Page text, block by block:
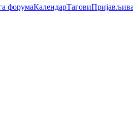
форумаКалендарТагови